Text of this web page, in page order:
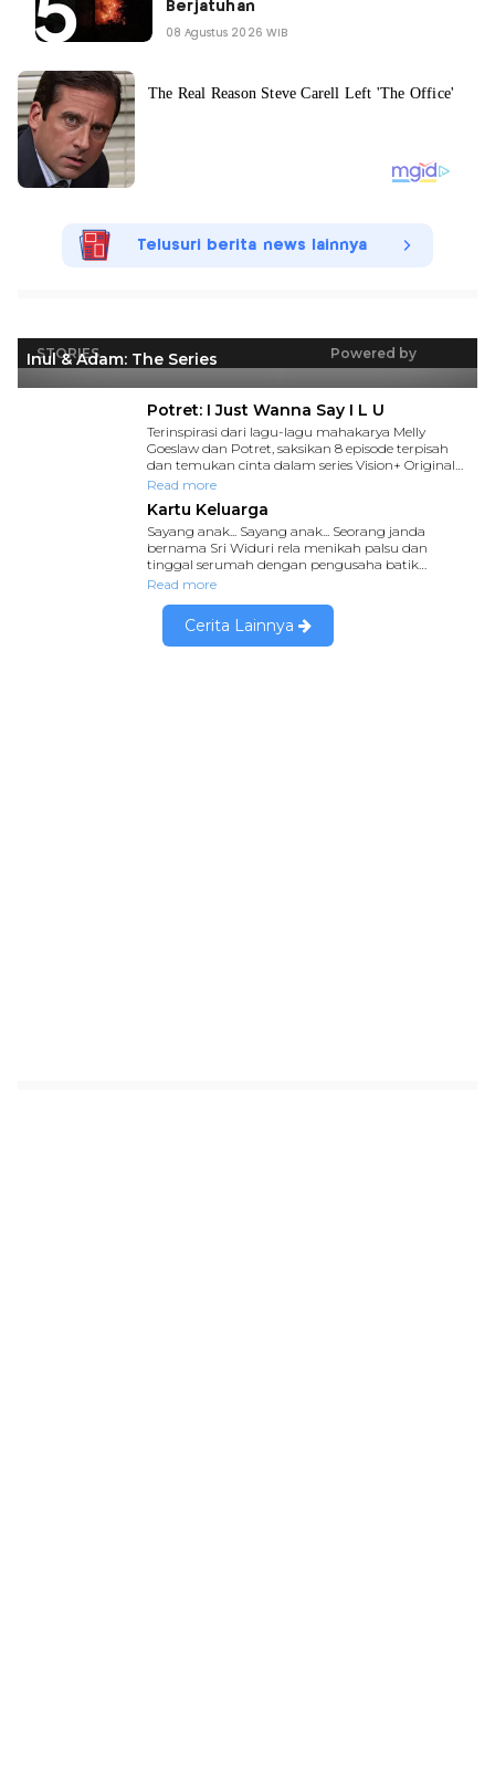
Berjatuhan
08 Agustus 2026 WIB
Telusuri berita news lainnya